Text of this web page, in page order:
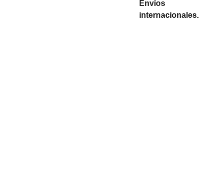
Envíos
internacionales.